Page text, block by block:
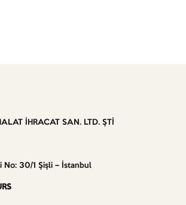
İHRACAT SAN. LTD. ŞTİ
No: 30/1 Şişli – İstanbul